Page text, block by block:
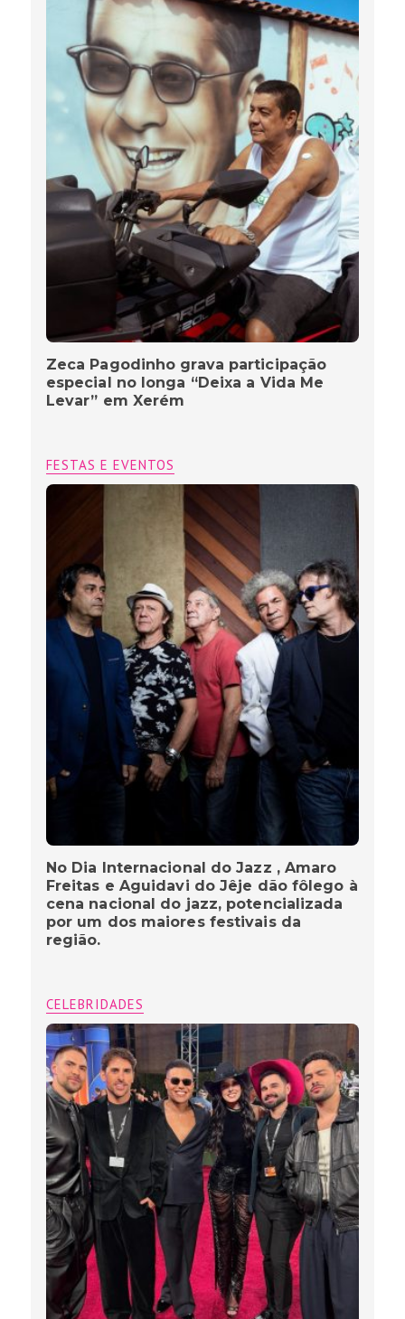
Zeca Pagodinho grava participação
especial no longa “Deixa a Vida Me
Levar” em Xerém
FESTAS E EVENTOS
No Dia Internacional do Jazz , Amaro
Freitas e Aguidavi do Jêje dão fôlego à
cena nacional do jazz, potencializada
por um dos maiores festivais da
região.
CELEBRIDADES